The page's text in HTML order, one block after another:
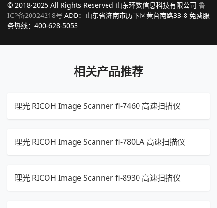
© 2018-2025 All Rights Reserved 山东环数信息科技有限公司 鲁
ICP备20024218号 ADD：山东省济南市历下区黄台南路33-8 免费服
务热线：400-628-5053
相关产品推荐
理光 RICOH Image Scanner fi-7460 高速扫描仪
理光 RICOH Image Scanner fi-780LA 高速扫描仪
理光 RICOH Image Scanner fi-8930 高速扫描仪